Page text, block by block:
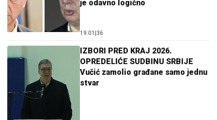
je odavno logično
19:01 36
IZBORI PRED KRAJ 2026.
OPREDELIĆE SUDBINU SRBIJE
Vučić zamolio građane samo jednu
stvar